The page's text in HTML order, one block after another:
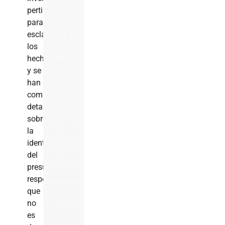
pertinentes
para
esclarecer
los
hechos,
y se
han
compartido
detalles
sobre
la
identidad
del
presunto
responsable,
que
no
es